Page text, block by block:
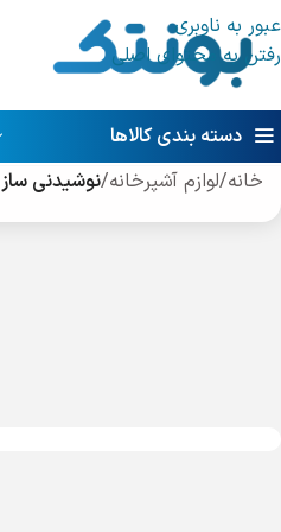
عبور به ناوبری
رفتن به محتوای اصلی
دسته بندی کالاها
خانه/لوازم آشپرخانه/نوشیدنی ساز